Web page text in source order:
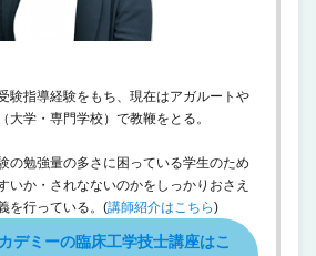
験指導経験をもち、現在はアガルートや
大学・専門学校）で教鞭をとる。
の勉強量の多さに困っている学生のため
いか・されなないのかをしっかりおさえ
を行っている。(講師紹介はこちら)
デミーの臨床工学技士講座はこ